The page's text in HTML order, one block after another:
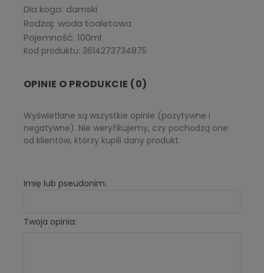
Dla kogo damski
Rodzaj woda toaletowa
Pojemność 100ml
Kod produktu: 3614273734875
OPINIE O PRODUKCIE (0)
Wyświetlane są wszystkie opinie (pozytywne i
negatywne). Nie weryfikujemy, czy pochodzą one
od klientów, którzy kupili dany produkt.
Imię lub pseudonim:
Twoja opinia: